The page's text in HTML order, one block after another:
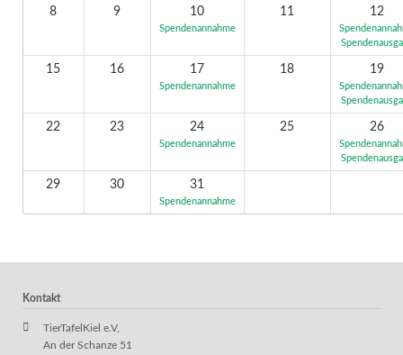
8 9 10
Spendenannahme
11 12
15 16 17
Spendenannahme
18 19
22 23 24
Spendenannahme
25 26
29 30 31
Spendenannahme
Kontakt
TierTafelKiel e.V,
An der Schanze 51